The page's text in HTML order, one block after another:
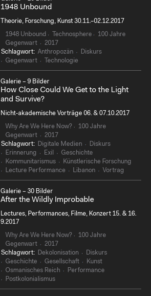
1948 Unbound
Theorie, Forschung, Kunst 30.11.–02.12.2017
1948 Unbound Technosphere
100 Jahre
Gegenwart
2017
Schlagwort: Anthropozän
Diskurs
Gegenwart
Technologie
Galerie – 9 Bilder
How Close Could We Get to the Light
and Survive?
Nicht-akademische Vorträge 06. & 07.10.2017
Why Are We Here Now?
100 Jahre
Gegenwart
2017
Schlagwort:
Digitale Medien
Diskurs
Erinnerung
Exil
Geschichte
Kommunitarismus
Künstlerische Forschung
Lecture Performance
Libanon Vortrag
Galerie – 30 Bilder
After the Wildly Improbable
Lectures, Performances, Filme, Konzert 15. & 16.
9.2017
Why Are We Here Now?
100 Jahre
Gegenwart
2017
Schlagwort:
Dekolonisation
Diskurs
Geschichte
Gesellschaft
Kunst
Osmanisches Reich
Performance
Postkolonialismus